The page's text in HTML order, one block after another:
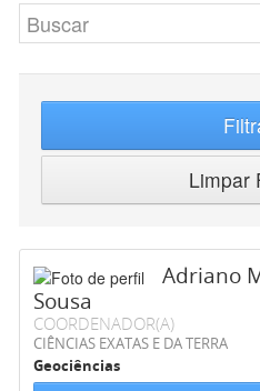
Limpar
Adriano
Sousa
COORDENADOR(A)
CIÊNCIAS EXATAS E DA TERRA
Geociências